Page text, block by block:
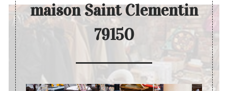
maison Saint Clementin
79150